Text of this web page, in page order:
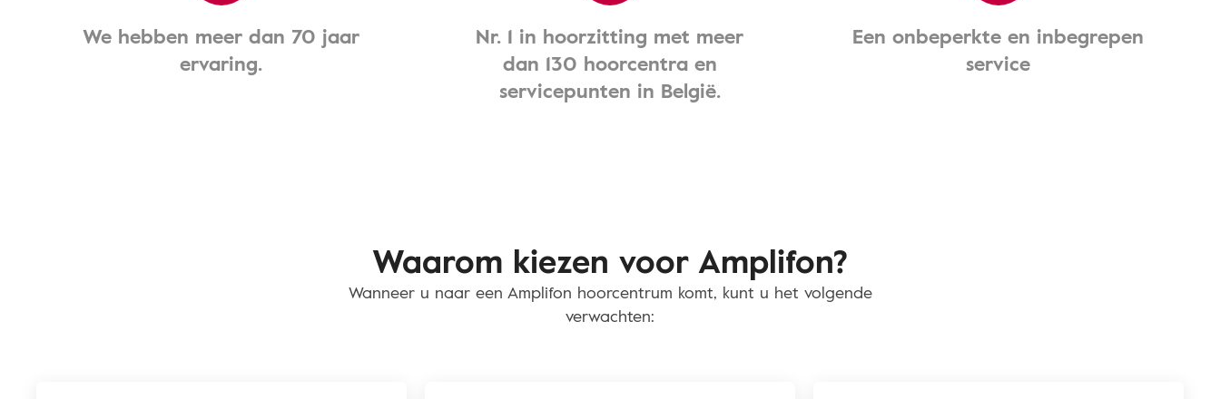
We hebben meer dan 70 jaar
ervaring.
Nr. 1 in hoorzitting met meer
dan 130 hoorcentra en
servicepunten in België.
Een onbeperkte en inbegrepen
service
Waarom kiezen voor Amplifon?
Wanneer u naar een Amplifon hoorcentrum komt, kunt u het volgende
verwachten: